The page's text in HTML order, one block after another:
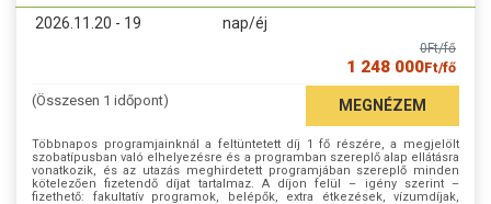
2026.11.20 - 19 nap/éj
0Ft/fő
1 248 000Ft/fő
(Összesen 1 időpont)
MEGNÉZEM
Többnapos programjainknál a feltüntetett díj 1 fő részére, a megjelölt
szobatípusban való elhelyezésre és a programban szereplő alap ellátásra
vonatkozik, és az utazás meghirdetett programjában szereplő minden
kötelezően fizetendő díjat tartalmaz. A díjon felül – igény szerint –
fizethető: fakultatív programok, belépők, extra étkezések, vízumdíjak,